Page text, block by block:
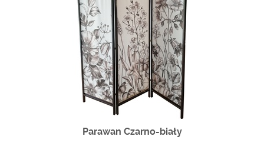
Parawan Czarno-biały